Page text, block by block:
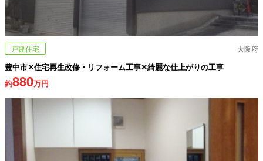
戸建住宅 大阪府
豊中市✕住宅再生改修・リフォーム工事✕綺麗な仕上がりの工事
約880万円